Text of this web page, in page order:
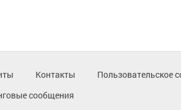
Контакты Пользовательское
сообщения